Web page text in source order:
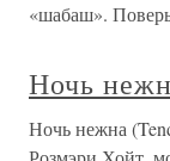
«шабаш».
Ночь
Ночь нежна